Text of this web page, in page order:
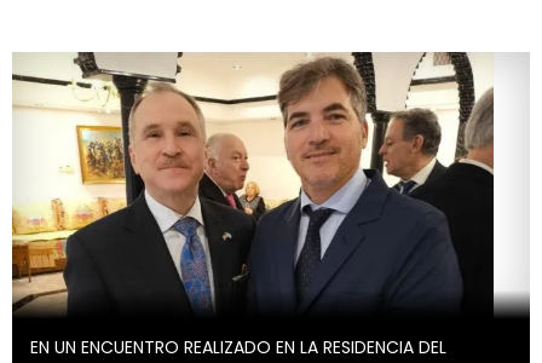
EN UN ENCUENTRO REALIZADO EN LA RESIDENCIA DEL